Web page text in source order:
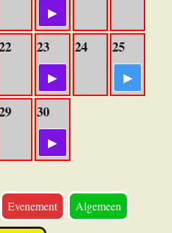
23 24 25
30
Evenement Algemeen